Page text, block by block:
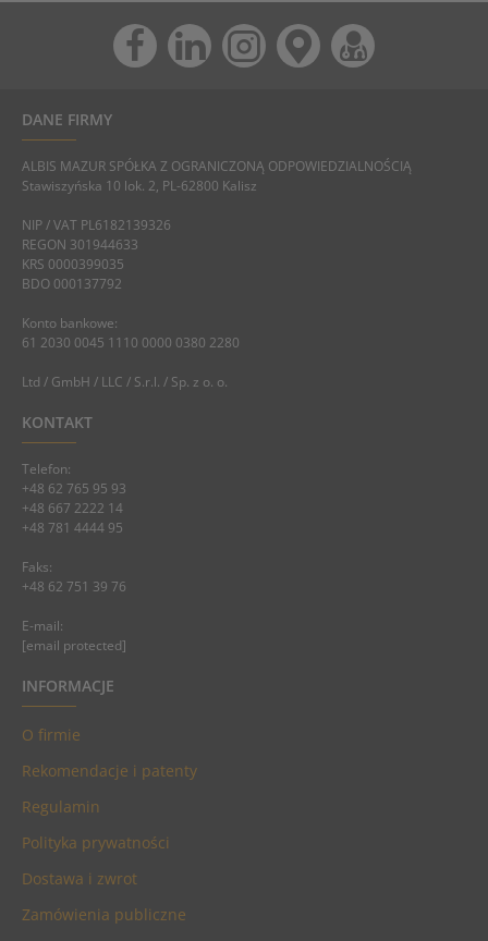
DANE FIRMY
ALBIS MAZUR SPÓŁKA Z OGRANICZONĄ ODPOWIEDZIALNOŚCIĄ
Stawiszyńska 10 lok. 2, PL-62800 Kalisz
NIP / VAT PL6182139326
REGON 301944633
KRS 0000399035
BDO 000137792
Konto bankowe:
61 2030 0045 1110 0000 0380 2280
Ltd / GmbH / LLC / S.r.l. / Sp. z o. o.
KONTAKT
Telefon:
+48 62 765 95 93
+48 667 2222 14
+48 781 4444 95
Faks:
+48 62 751 39 76
E-mail:
[email protected]
INFORMACJE
O firmie
Rekomendacje i patenty
Regulamin
Polityka prywatności
Dostawa i zwrot
Zamówienia publiczne